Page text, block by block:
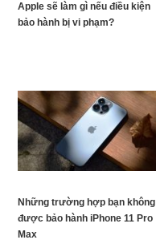
Apple sẽ làm gì nếu điều kiện
bảo hành bị vi phạm?
Những trường hợp bạn không
được bảo hành iPhone 11 Pro
Max